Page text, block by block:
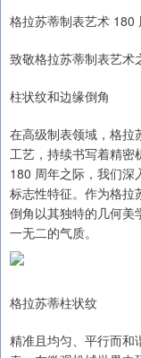
格拉苏蒂制表艺术 180
致敬格拉苏蒂制表艺术
柱状纹和边缘倒角
在高级制表领域，格拉
工艺，持续书写着精密
180 周年之际，我们深
标志性特征。作为格拉
倒角以其独特的几何美
一无二的气质。
格拉苏蒂柱状纹
精准且均匀、平行而和